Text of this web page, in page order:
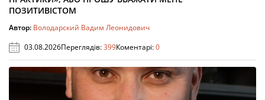
ПОЗИТИВІСТОМ
Автор: Володарский Вадим Леонидович
03.08.2026Переглядів:399Коментарі:0